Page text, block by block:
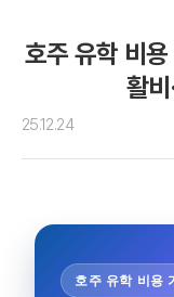
호주 유학 비
활
25.12.24
호주 유학 비용